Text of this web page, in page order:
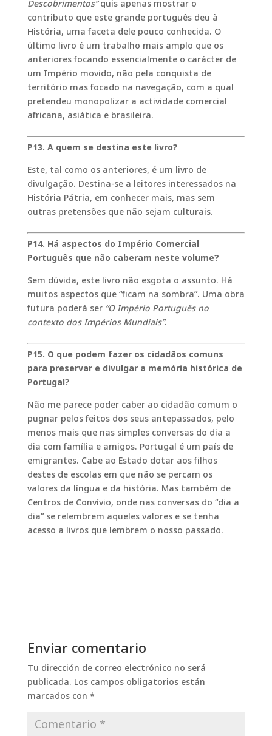
Descobrimentos”quis apenas mostrar o
contributo que este grande português deu à
História, uma faceta dele pouco conhecida. O
último livro é um trabalho mais amplo que os
anteriores focando essencialmente o carácter de
um Império movido, não pela conquista de
território mas focado na navegação, com a qual
pretendeu monopolizar a actividade comercial
africana, asiática e brasileira.
P13. A quem se destina este livro?
Este, tal como os anteriores, é um livro de
divulgação. Destina-se a leitores interessados na
História Pátria, em conhecer mais, mas sem
outras pretensões que não sejam culturais.
P14. Há aspectos do Império Comercial
Português que não caberam neste volume?
Sem dúvida, este livro não esgota o assunto. Há
muitos aspectos que “ficam na sombra”. Uma obra
futura poderá ser“O Império Português no
contexto dos Impérios Mundiais”.
P15. O que podem fazer os cidadãos comuns
para preservar e divulgar a memória histórica de
Portugal?
Não me parece poder caber ao cidadão comum o
pugnar pelos feitos dos seus antepassados, pelo
menos mais que nas simples conversas do dia a
dia com família e amigos. Portugal é um país de
emigrantes. Cabe ao Estado dotar aos filhos
destes de escolas em que não se percam os
valores da língua e da história. Mas também de
Centros de Convívio, onde nas conversas do “dia a
dia” se relembrem aqueles valores e se tenha
acesso a livros que lembrem o nosso passado.
Enviar comentario
Tu dirección de correo electrónico no será
publicada.Los campos obligatorios están
marcados con*